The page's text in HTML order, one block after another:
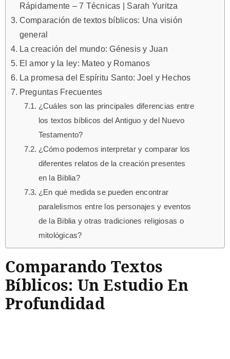
Rápidamente – 7 Técnicas | Sarah Yuritza
Comparación de textos bíblicos: Una visión
general
La creación del mundo: Génesis y Juan
El amor y la ley: Mateo y Romanos
La promesa del Espíritu Santo: Joel y Hechos
Preguntas Frecuentes
¿Cuáles son las principales diferencias entre
los textos bíblicos del Antiguo y del Nuevo
Testamento?
¿Cómo podemos interpretar y comparar los
diferentes relatos de la creación presentes
en la Biblia?
¿En qué medida se pueden encontrar
paralelismos entre los personajes y eventos
de la Biblia y otras tradiciones religiosas o
mitológicas?
Comparando Textos
Bíblicos: Un Estudio En
Profundidad